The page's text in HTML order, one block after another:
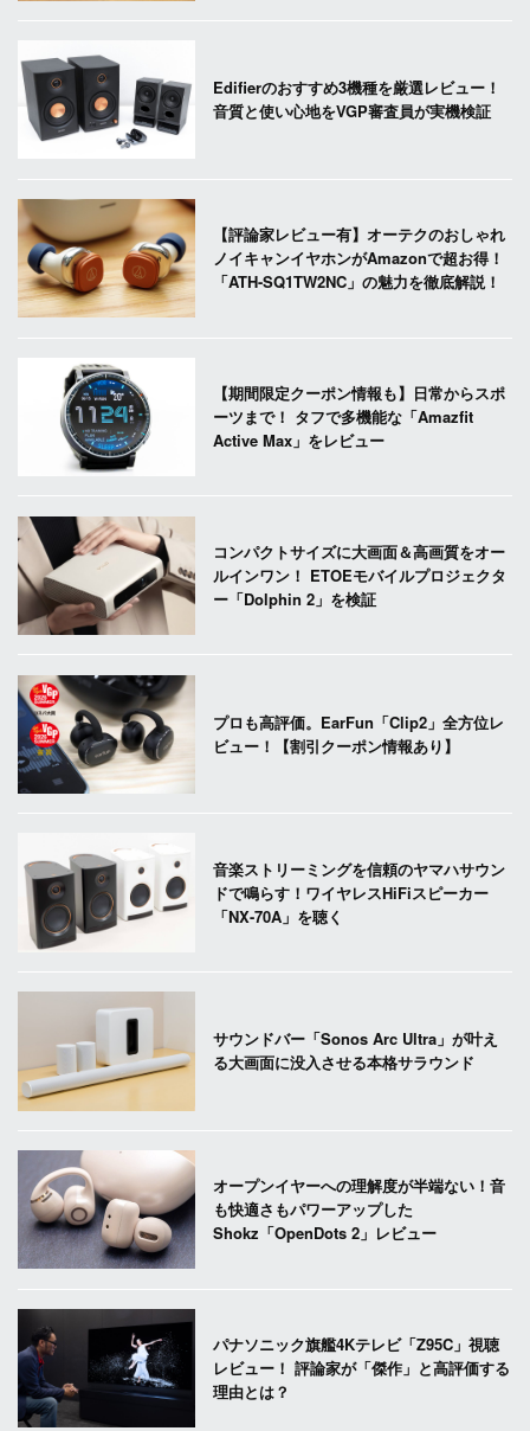
Edifierのおすすめ3機種を厳選レビュー！
音質と使い心地をVGP審査員が実機検証
【評論家レビュー有】オーテクのおしゃれ
ノイキャンイヤホンがAmazonで超お得！
「ATH-SQ1TW2NC」の魅力を徹底解説！
【期間限定クーポン情報も】日常からスポ
ーツまで！ タフで多機能な「Amazfit
Active Max」をレビュー
コンパクトサイズに大画面＆高画質をオー
ルインワン！ ETOEモバイルプロジェクタ
ー「Dolphin 2」を検証
プロも高評価。EarFun「Clip2」全方位レ
ビュー！【割引クーポン情報あり】
音楽ストリーミングを信頼のヤマハサウン
ドで鳴らす！ワイヤレスHiFiスピーカー
「NX-70A」を聴く
サウンドバー「Sonos Arc Ultra」が叶え
る大画面に没入させる本格サラウンド
オープンイヤーへの理解度が半端ない！音
も快適さもパワーアップした
Shokz「OpenDots 2」レビュー
パナソニック旗艦4Kテレビ「Z95C」視聴
レビュー！ 評論家が「傑作」と高評価する
理由とは？